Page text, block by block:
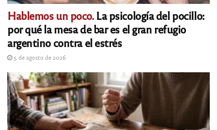
Hablemos un poco.La psicología del pocillo:
por qué la mesa de bar es el gran refugio
argentino contra el estrés
5 de agosto de 2026